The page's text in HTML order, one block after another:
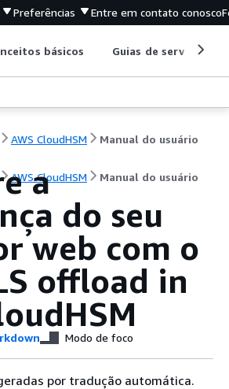
Preferências Entre em contato conosco
básicos Guias de serviço
AWS CloudHSM Manual do usuário
AWS CloudHSM Manual do usuário
a
do seu
web com o
offload in
Modo de foco
por tradução automática.